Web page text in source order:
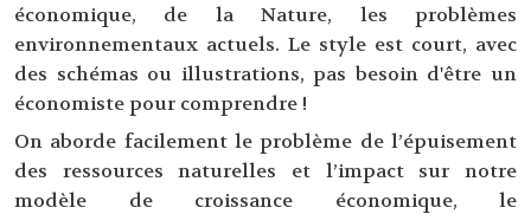
économique, de la Nature, les problèmes
environnementaux actuels. Le style est court, avec
des schémas ou illustrations, pas besoin d'être un
économiste pour comprendre !
On aborde facilement le problème de l’épuisement
des ressources naturelles et l’impact sur notre
modèle de croissance économique, le